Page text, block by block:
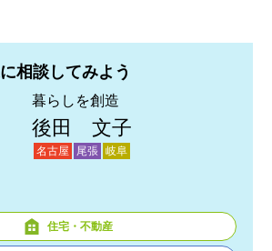
相談してみよう
暮らしを創造
後田 文子
名古屋 尾張 岐阜
住宅・不動産